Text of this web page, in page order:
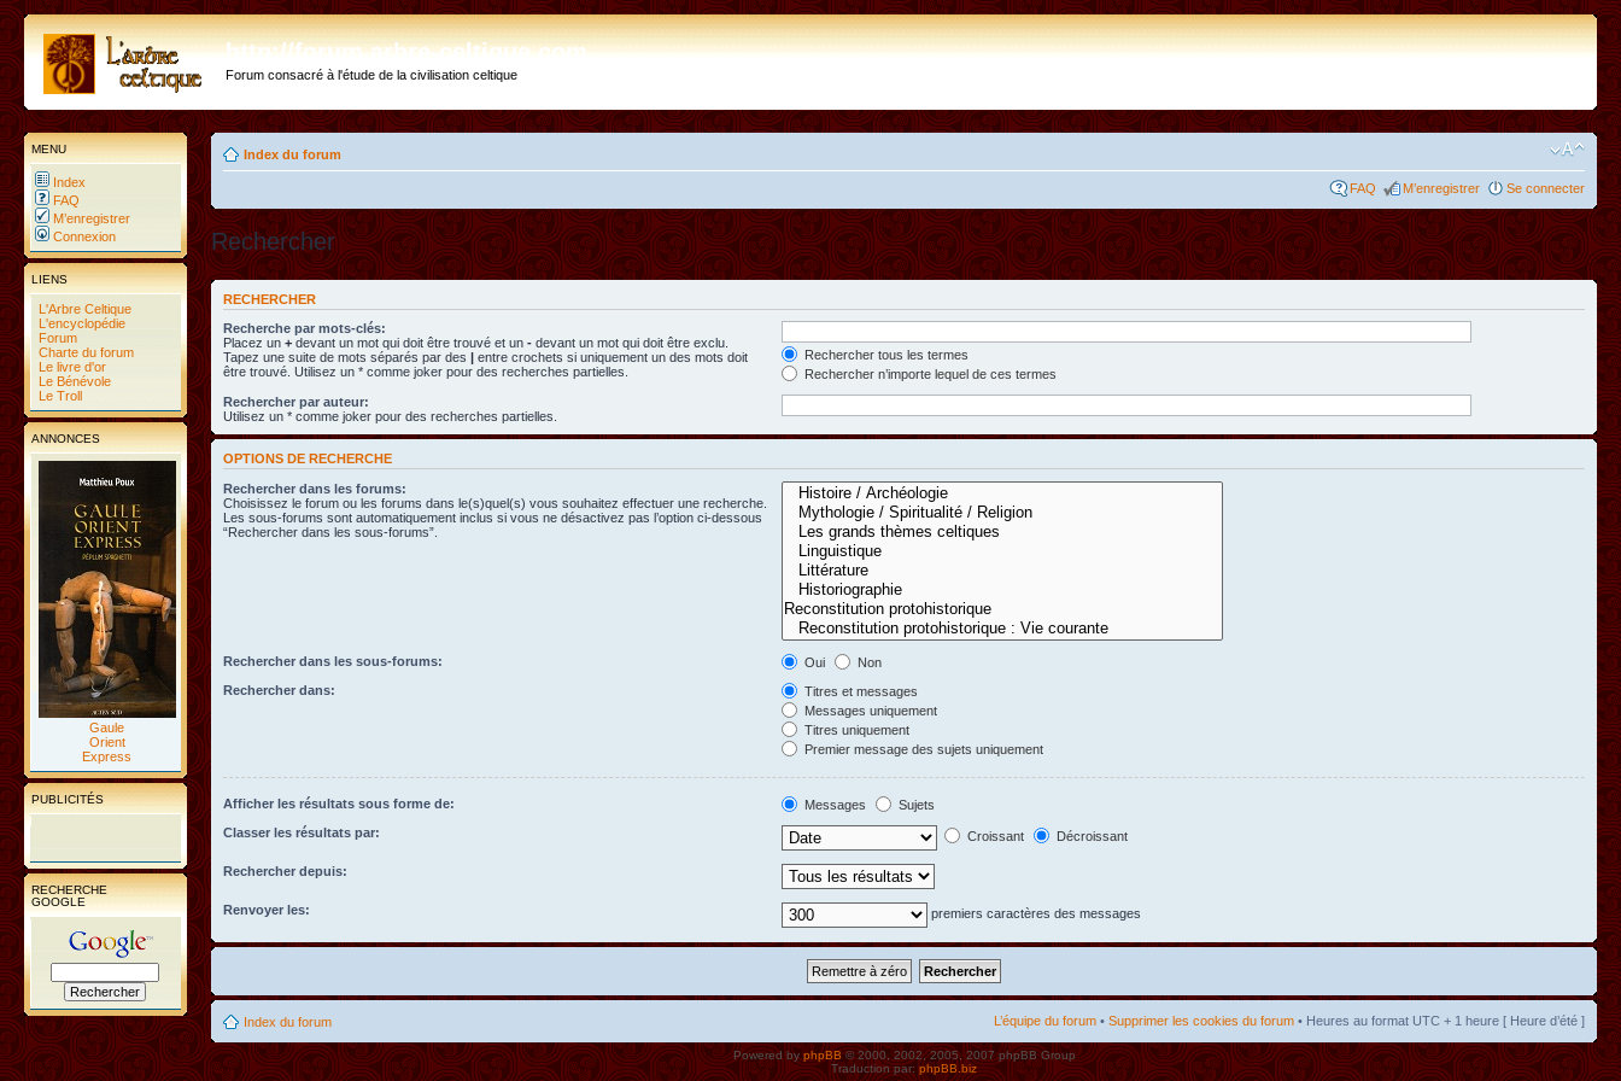
http://forum.arbre-celtique.com
Forum consacré à l'étude de la civilisation celtique
MENU
Index
FAQ
M’enregistrer
Connexion
LIENS
L'Arbre Celtique
L'encyclopédie
Forum
Charte du forum
Le livre d'or
Le Bénévole
Le Troll
ANNONCES
Gaule
Orient
Express
PUBLICITÉS
RECHERCHE
GOOGLE
Index du forum
FAQ M’enregistrer Se connecter
Rechercher
RECHERCHER
Recherche par mots-clés:
Placez un + devant un mot qui doit être trouvé et un - devant un mot qui doit être exclu.
Tapez une suite de mots séparés par des | entre crochets si uniquement un des mots doit
être trouvé. Utilisez un * comme joker pour des recherches partielles.
Rechercher tous les termes
Rechercher n’importe lequel de ces termes
Rechercher par auteur:
Utilisez un * comme joker pour des recherches partielles.
OPTIONS DE RECHERCHE
Rechercher dans les forums:
Choisissez le forum ou les forums dans le(s)quel(s) vous souhaitez effectuer une recherche.
Les sous-forums sont automatiquement inclus si vous ne désactivez pas l’option ci-dessous
“Rechercher dans les sous-forums”.
Rechercher dans les sous-forums: Oui
Non
Rechercher dans:
Titres et messages
Messages uniquement
Titres uniquement
Premier message des sujets uniquement
Afficher les résultats sous forme de: Messages
Sujets
Classer les résultats par:
Croissant Décroissant
Rechercher depuis:
Renvoyer les: premiers caractères des messages
Index du forum L’équipe du forum • Supprimer les cookies du forum • Heures au format UTC + 1 heure [ Heure d’été ]
Powered byphpBB© 2000, 2002, 2005, 2007 phpBB Group
Traduction par: phpBB.biz